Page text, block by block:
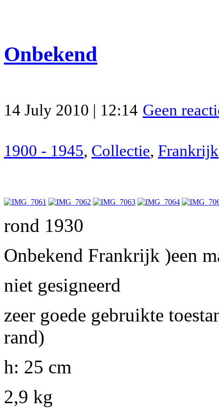
Onbekend
14 July 2010 | 12:14 Geen
1900 - 1945, Collectie, Frankrijk
rond 1930
Onbekend Frankrijk )een
niet gesigneerd
zeer goede gebruikte
rand)
h: 25 cm
2,9 kg